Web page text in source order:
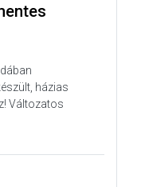
házias
Változatos